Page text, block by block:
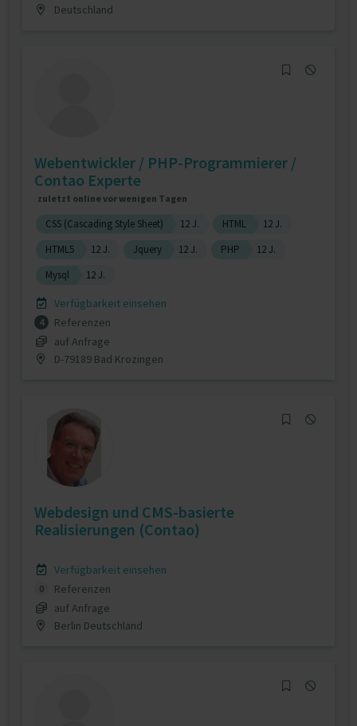
Deutschland
Webentwickler / PHP-Programmierer /
Contao Experte
zuletzt online vor wenigen Tagen
CSS (Cascading Style Sheet) 12 J. HTML
12 J.
HTML5
12 J. Jquery 12 J. PHP
12 J.
Mysql
12 J.
Verfügbarkeit einsehen
4
Referenzen
auf Anfrage
D-79189 Bad Krozingen
Webdesign und CMS-basierte
Realisierungen (Contao)
Verfügbarkeit einsehen
0
Referenzen
auf Anfrage
Berlin Deutschland